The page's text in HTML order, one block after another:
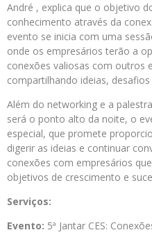
André , explica que o objetivo
conhecimento através da
evento se inicia com uma
onde os empresários terão a
conexões valiosas com outros
compartilhando ideias,
Além do networking e a
será o ponto alto da noite, o
especial, que promete
digerir as ideias e continuar
conexões com empresários
objetivos de crescimento e
Serviços:
Evento: 5ª Jantar CES: